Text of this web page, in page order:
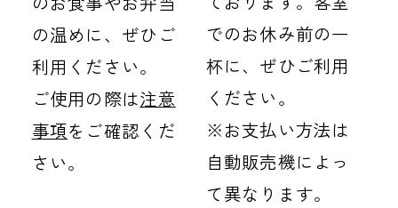
の温めに、ぜひご
利用ください。
ご使用の際は注意
事項をご確認くだ
さい。
でのお休み前の一
杯に、ぜひご利用
ください。
※お支払い方法は
自動販売機によっ
て異なります。